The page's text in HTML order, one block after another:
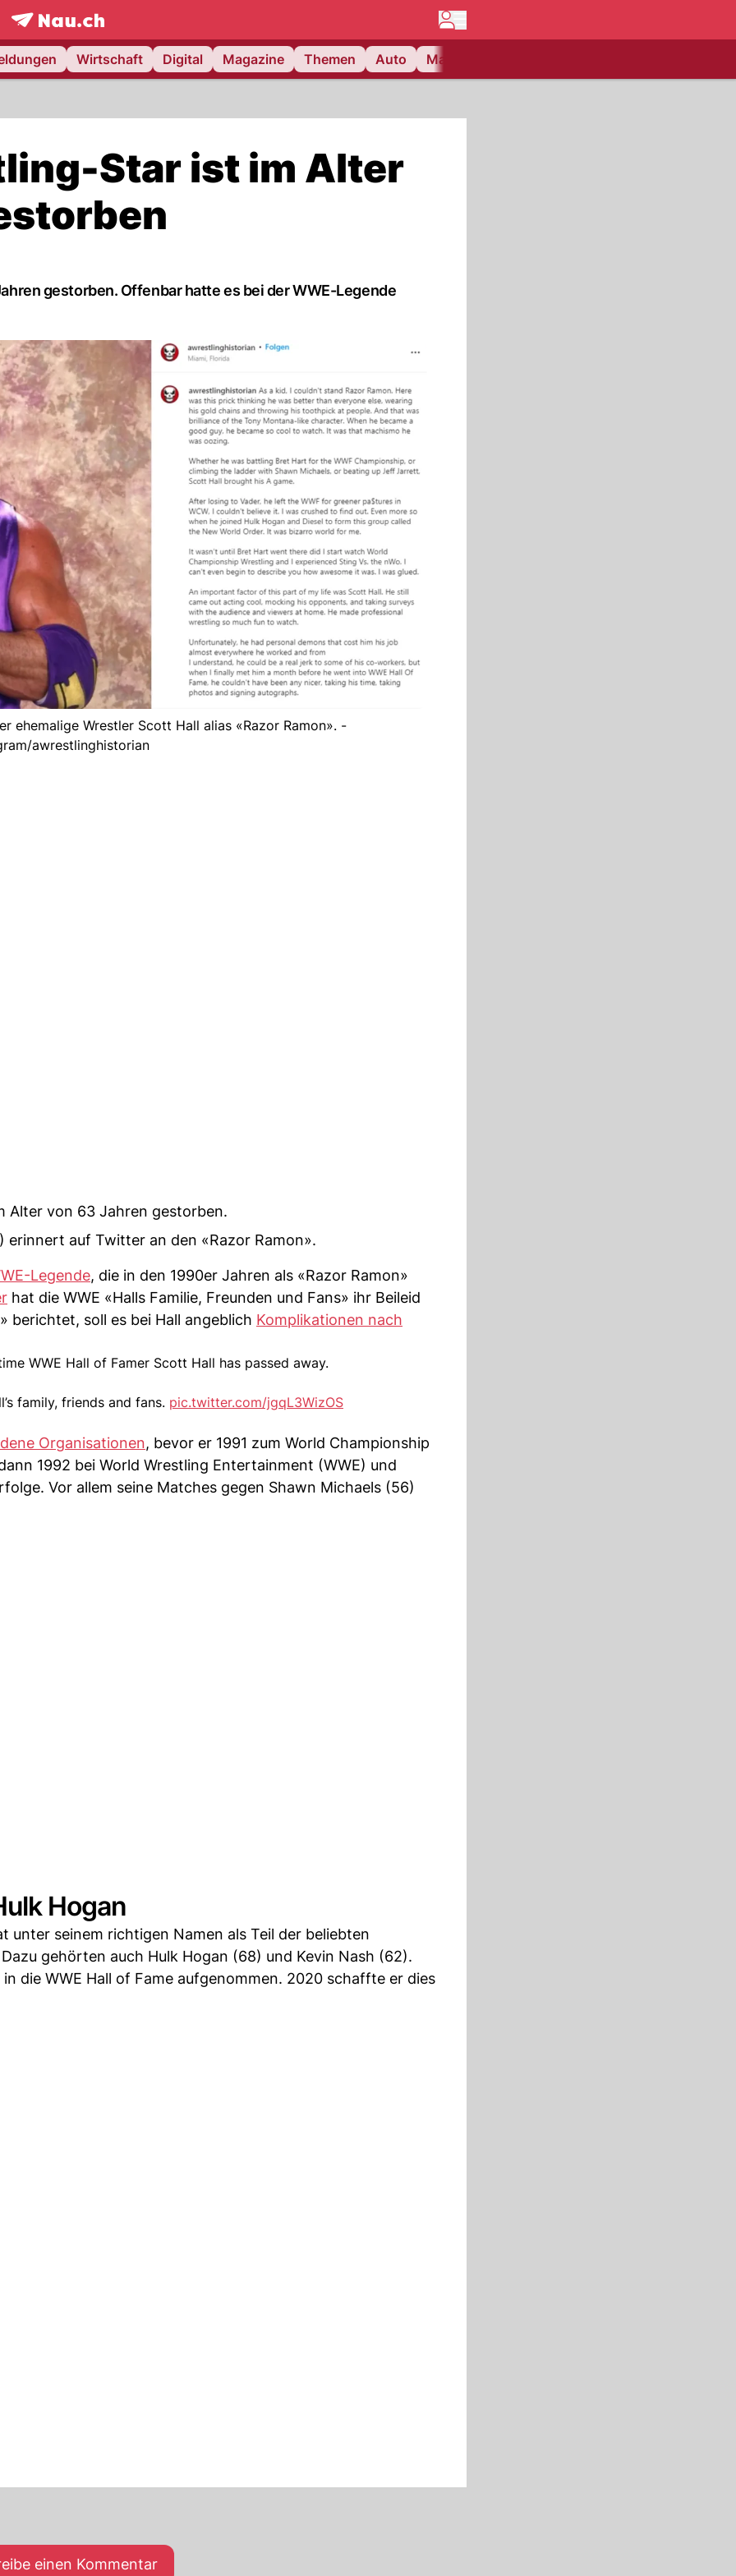
frontpage.NAU.ch
Wirtschaft Digital Magazine Themen Auto Matchcenter
Star ist im Alter
gestorben. Offenbar hatte es bei der WWE-Legende
ehemalige Wrestler Scott Hall alias «Razor Ramon». -
awrestlinghistorian
Alter von 63 Jahren gestorben.
erinnert auf Twitter an den «Razor Ramon».
Legende, die in den 1990er Jahren als «Razor Ramon»
hat die WWE «Halls Familie, Freunden und Fans» ihr Beileid
berichtet, soll es bei Hall angeblich Komplikationen nach
WWE Hall of Famer Scott Hall has passed away.
family, friends and fans. pic.twitter.com/jgqL3WizOS
Organisationen, bevor er 1991 zum World Championship
1992 bei World Wrestling Entertainment (WWE) und
Vor allem seine Matches gegen Shawn Michaels (56)
Hogan
unter seinem richtigen Namen als Teil der beliebten
gehörten auch Hulk Hogan (68) und Kevin Nash (62).
die WWE Hall of Fame aufgenommen. 2020 schaffte er dies
einen Kommentar